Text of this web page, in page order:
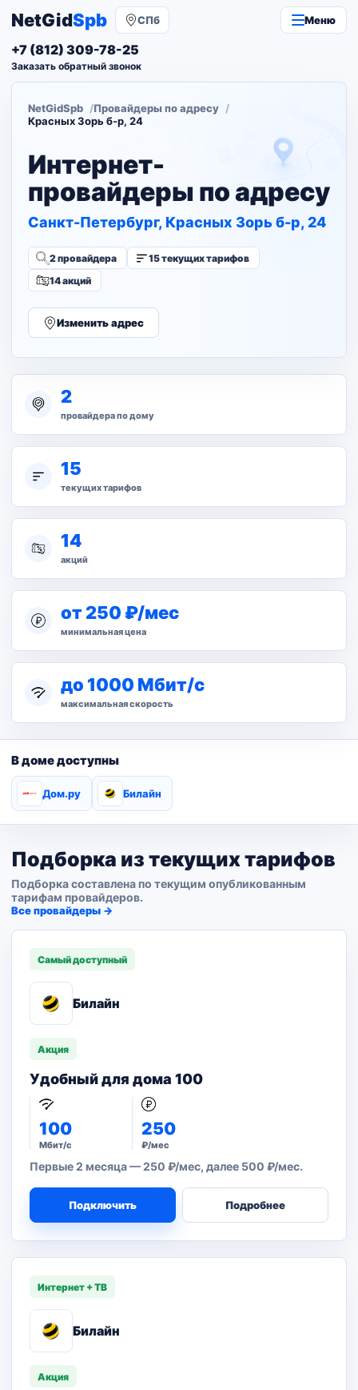
NetGidSpb СПб Меню
+7 (812) 309-78-25
Заказать обратный звонок
NetGidSpb
Провайдеры по адресу
Красных Зорь б-р, 24
Интернет-
провайдеры по адресу
Санкт-Петербург, Красных Зорь б-р, 24
2 провайдера
15 текущих тарифов
14 акций
Изменить адрес
2
провайдера по дому
15
текущих тарифов
14
акций
от 250 ₽/мес
минимальная цена
до 1000 Мбит/с
максимальная скорость
В доме доступны
Дом.ру Билайн
Подборка из текущих тарифов
Подборка составлена по текущим опубликованным
тарифам провайдеров.
Все провайдеры →
Самый доступный
Билайн
Акция
Удобный для дома 100
100
Мбит/с
250
₽/мес
Первые 2 месяца — 250 ₽/мес, далее 500 ₽/мес.
Подключить Подробнее
Интернет + ТВ
Билайн
Акция